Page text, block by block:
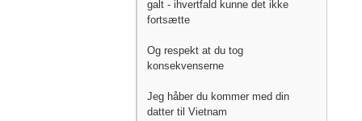
galt - ihvertfald kunne det ikke
fortsætte
Og respekt at du tog
konsekvenserne
Jeg håber du kommer med din
datter til Vietnam